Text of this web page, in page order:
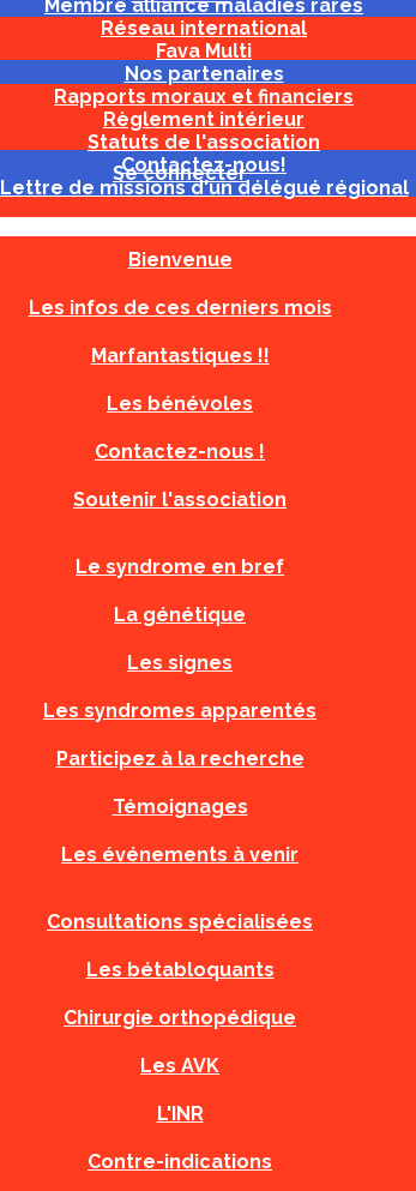
Membre alliance maladies rares
Réseau international
Fava Multi
Nos partenaires
Rapports moraux et financiers
Règlement intérieur
Statuts de l'association
Contactez-nous!
Lettre de missions d'un délégué régional
Se connecter
Bienvenue
Les infos de ces derniers mois
Marfantastiques !!
Les bénévoles
Contactez-nous !
Soutenir l'association
Le syndrome en bref
La génétique
Les signes
Les syndromes apparentés
Participez à la recherche
Témoignages
Les événements à venir
Consultations spécialisées
Les bétabloquants
Chirurgie orthopédique
Les AVK
L'INR
Contre-indications